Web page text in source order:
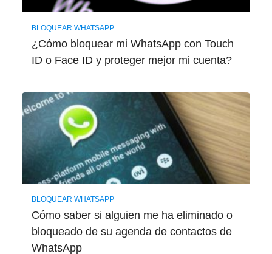
BLOQUEAR WHATSAPP
¿Cómo bloquear mi WhatsApp con Touch
ID o Face ID y proteger mejor mi cuenta?
BLOQUEAR WHATSAPP
Cómo saber si alguien me ha eliminado o
bloqueado de su agenda de contactos de
WhatsApp